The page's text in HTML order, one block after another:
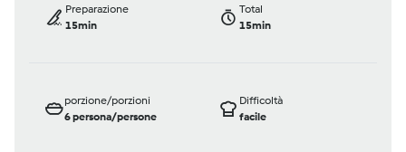
Preparazione
15min
Total
15min
porzione/porzioni
6persona/persone
Difficoltà
facile